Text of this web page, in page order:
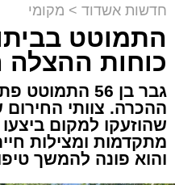
חדשות אשדוד > מקומי
התמוטט
כוחות ההצלה
גבר בן 56
ההכרה. צוותי
שהוזעקו למקום
מתקדמות ומצילות
והוא פונה להמשך